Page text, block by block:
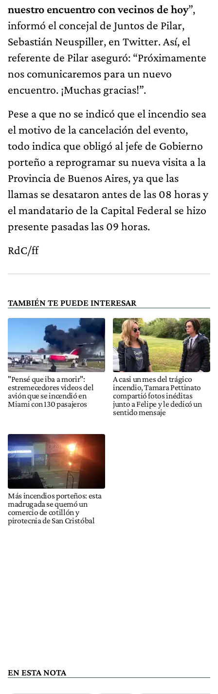
nuestro encuentro con vecinos de hoy”,
informó el concejal de Juntos de Pilar,
Sebastián Neuspiller, en Twitter. Así, el
referente de Pilar aseguró: “Próximamente
nos comunicaremos para un nuevo
encuentro. ¡Muchas gracias!”.
Pese a que no se indicó que el incendio sea
el motivo de la cancelación del evento,
todo indica que obligó al jefe de Gobierno
porteño a reprogramar su nueva visita a la
Provincia de Buenos Aires, ya que las
llamas se desataron antes de las 08 horas y
el mandatario de la Capital Federal se hizo
presente pasadas las 09 horas.
RdC/ff
TAMBIÉN TE PUEDE INTERESAR
"Pensé que iba a morir":
estremecedores videos del
avión que se incendió en
Miami con 130 pasajeros
A casi un mes del trágico
incendio, Tamara Pettinato
compartió fotos inéditas
junto a Felipe y le dedicó un
sentido mensaje
Más incendios porteños: esta
madrugada se quemó un
comercio de cotillón y
pirotecnia de San Cristóbal
EN ESTA NOTA